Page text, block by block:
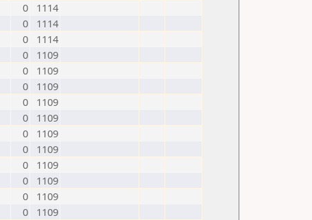
0
1114
0
1114
0
1114
0
1109
0
1109
0
1109
0
1109
0
1109
0
1109
0
1109
0
1109
0
1109
0
1109
0
1109